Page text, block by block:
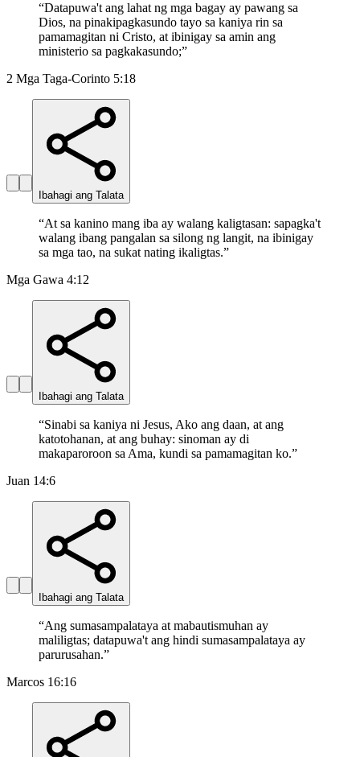
“Datapuwa't ang lahat ng mga bagay ay pawang sa
Dios, na pinakipagkasundo tayo sa kaniya rin sa
pamamagitan ni Cristo, at ibinigay sa amin ang
ministerio sa pagkakasundo;”
2 Mga Taga-Corinto 5:18
Ibahagi ang Talata
“At sa kanino mang iba ay walang kaligtasan: sapagka't
walang ibang pangalan sa silong ng langit, na ibinigay
sa mga tao, na sukat nating ikaligtas.”
Mga Gawa 4:12
Ibahagi ang Talata
“Sinabi sa kaniya ni Jesus, Ako ang daan, at ang
katotohanan, at ang buhay: sinoman ay di
makaparoroon sa Ama, kundi sa pamamagitan ko.”
Juan 14:6
Ibahagi ang Talata
“Ang sumasampalataya at mabautismuhan ay
maliligtas; datapuwa't ang hindi sumasampalataya ay
parurusahan.”
Marcos 16:16